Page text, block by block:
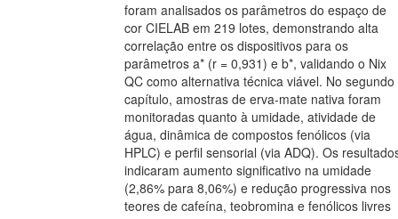
foram analisados os parâmetros do espaço de
cor CIELAB em 219 lotes, demonstrando alta
correlação entre os dispositivos para os
parâmetros a* (r = 0,931) e b*, validando o Nix
QC como alternativa técnica viável. No segundo
capítulo, amostras de erva-mate nativa foram
monitoradas quanto à umidade, atividade de
água, dinâmica de compostos fenólicos (via
HPLC) e perfil sensorial (via ADQ). Os
indicaram aumento significativo na umidade
(2,86% para 8,06%) e redução progressiva nos
teores de cafeína, teobromina e fenólicos livres